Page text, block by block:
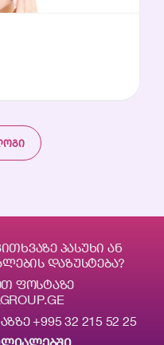
ᲞᲐᲡᲣᲮᲘ ᲐᲜ
ᲓᲐᲖᲣᲡᲢᲔᲑᲐ?
ᲤᲝᲡᲢᲐᲖᲔ
+995 32 215 52 25